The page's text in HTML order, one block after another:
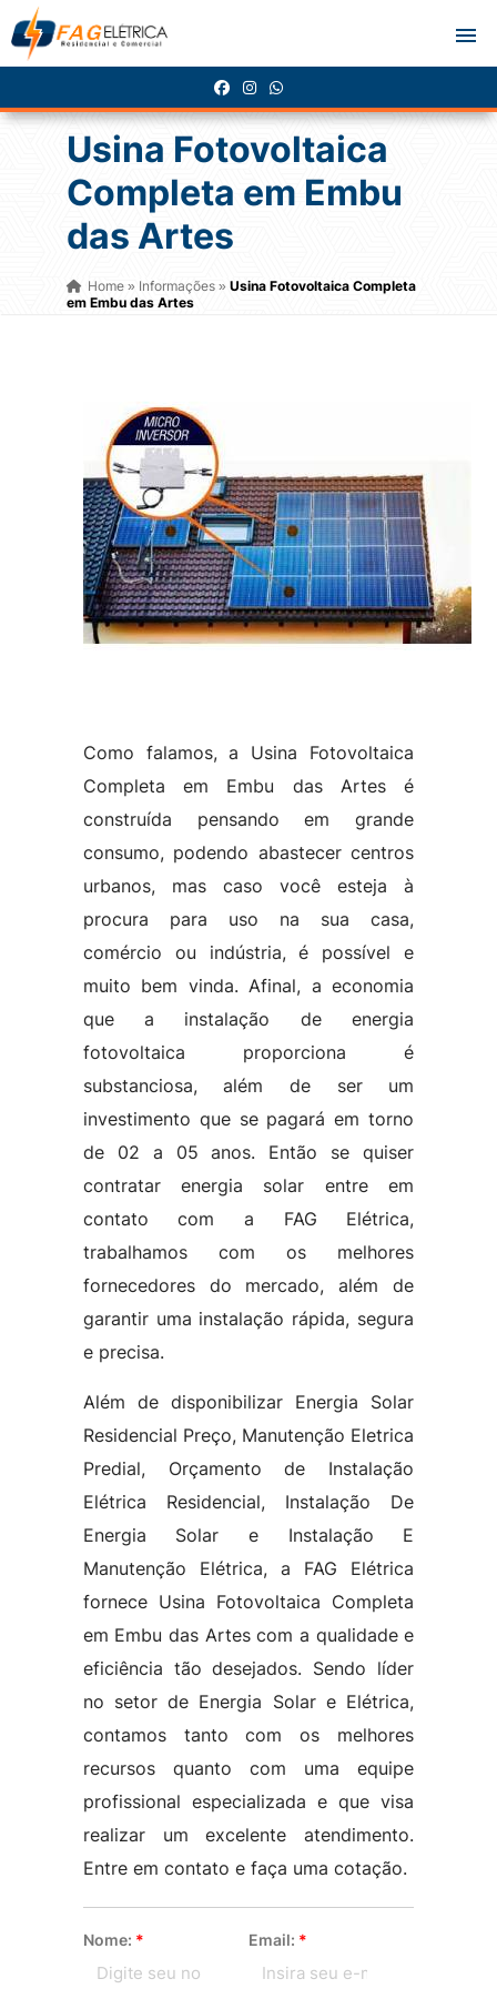
Usina Fotovoltaica
Completa em Embu
das Artes
Home» Informações » Usina Fotovoltaica Completa
em Embu das Artes
Como falamos, a Usina Fotovoltaica
Completa em Embu das Artes é
construída pensando em grande
consumo, podendo abastecer centros
urbanos, mas caso você esteja à
procura para uso na sua casa,
comércio ou indústria, é possível e
muito bem vinda. Afinal, a economia
que a instalação de energia
fotovoltaica proporciona é
substanciosa, além de ser um
investimento que se pagará em torno
de 02 a 05 anos. Então se quiser
contratar energia solar entre em
contato com a FAG Elétrica,
trabalhamos com os melhores
fornecedores do mercado, além de
garantir uma instalação rápida, segura
e precisa.
Além de disponibilizar Energia Solar
Residencial Preço, Manutenção Eletrica
Predial, Orçamento de Instalação
Elétrica Residencial, Instalação De
Energia Solar e Instalação E
Manutenção Elétrica, a FAG Elétrica
fornece Usina Fotovoltaica Completa
em Embu das Artes com a qualidade e
eficiência tão desejados. Sendo líder
no setor de Energia Solar e Elétrica,
contamos tanto com os melhores
recursos quanto com uma equipe
profissional especializada e que visa
realizar um excelente atendimento.
Entre em contato e faça uma cotação.
Nome: * Email: *